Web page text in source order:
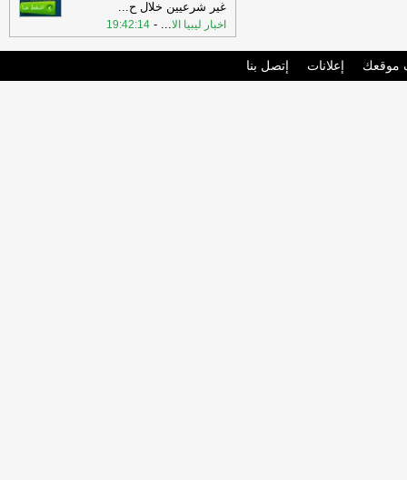
غير شرعيين خلال ح...
اخبار ليبيا الا...
-
19:42:14
موقعك إعلانات إتصل بنا